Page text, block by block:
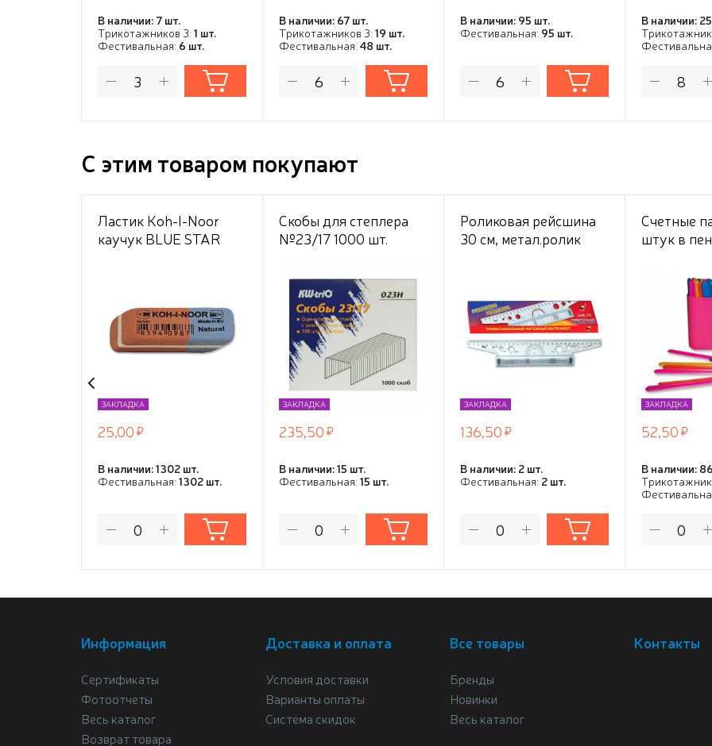
В наличии: 7 шт.
Трикотажников 3: 1 шт.
Фестивальная: 6 шт.
В наличии: 67 шт.
Трикотажников 3: 19 шт.
Фестивальная: 48 шт.
В наличии: 95 шт.
Фестивальная: 95 шт.
В наличии:
С этим товаром покупают
Ластик Koh-I-Noor
каучук BLUE STAR
ЗАКЛАДКА
25,00
В наличии: 1302 шт.
Фестивальная: 1302 шт.
Скобы для степлера
№23/17 1000 шт.
ЗАКЛАДКА
235,50
В наличии: 15 шт.
Фестивальная: 15 шт.
Роликовая рейсшина
30 см, метал.ролик
ЗАКЛАДКА
136,50
В наличии: 2 шт.
Фестивальная: 2 шт.
Счетные
штук в
ЗАКЛАДКА
52,50
В наличии:
Информация
Сертификаты
Фотоотчеты
Весь каталог
Возврат товара
Доставка и оплата
Условия доставки
Варианты оплаты
Система скидок
Все товары
Бренды
Новинки
Весь каталог
Контакты